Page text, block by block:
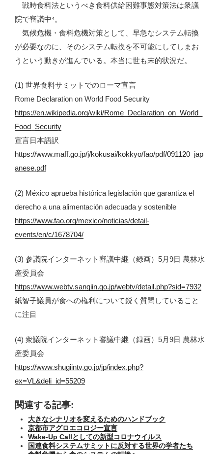
戦時食料法というべき食料供給困難事態対策法は衆議
院で審議中⁴。
気候危機・食料危機対策として、早急なシステム転換
が必要なのに、そのシステム転換を不可能にしてしまお
うという動きが進んでいる。本当に世も末的状況だ。
(1) 世界食料サミットでのローマ宣言
Rome Declaration on World Food Security
https://en.wikipedia.org/wiki/Rome_Declaration_on_World_
Food_Security
宣言日本語訳
https://www.maff.go.jp/j/kokusai/kokkyo/fao/pdf/091120_jap
anese.pdf
(2) México aprueba histórica legislación que garantiza el
derecho a una alimentación adecuada y sostenible
https://www.fao.org/mexico/noticias/detail-
events/en/c/1678704/
(3) 参議院インターネット審議中継（録画）5月9日 農林水
産委員会
https://www.webtv.sangiin.go.jp/webtv/detail.php?sid=7932
紙智子議員が食への権利について鋭く質問していること
に注目
(4) 衆議院インターネット審議中継（録画）5月9日 農林水
産委員会
https://www.shugiintv.go.jp/jp/index.php?
ex=VL&deli_id=55209
関連する記事:
大きなシナリオを変えるためのハンドブック
京都市アグロエコロジー宣言
Wake-Up Callとしての新型コロナウイルス
国連食料システムサミットに反対する世界の学者たち